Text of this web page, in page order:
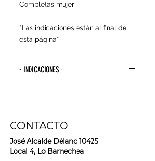
Completas mujer
*Las indicaciones están al final de
esta página*
· INDICACIONES ·
en la zona a tratar.
- Por protocolo, antes de agendar tu
sesión deberás informarnos si estás:
CONTACTO
José Alcalde Délano 10425
Local 4, Lo Barnechea